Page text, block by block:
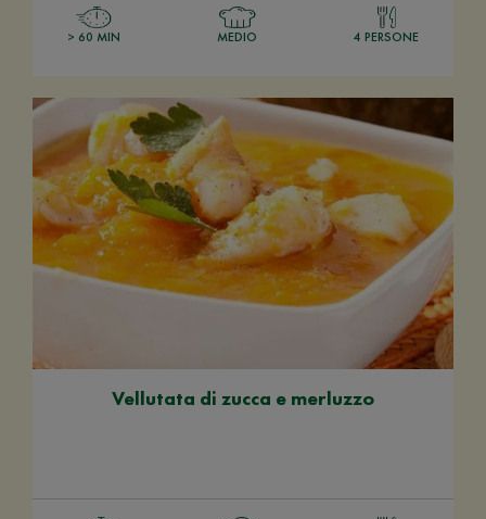
> 60 MIN MEDIO 4 PERSONE
Vellutata di zucca e merluzzo